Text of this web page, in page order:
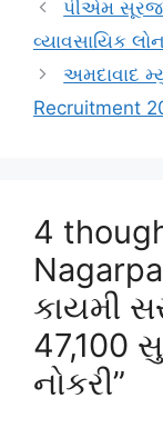
પીએમ સૂરજ
વ્યાવસાયિક
અમદાવાદ
Recruitment
4
કાયમી
47,100
નોકરી”